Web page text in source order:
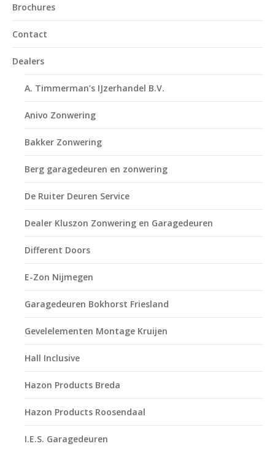
Brochures
Contact
Dealers
A. Timmerman’s IJzerhandel B.V.
Anivo Zonwering
Bakker Zonwering
Berg garagedeuren en zonwering
De Ruiter Deuren Service
Dealer Kluszon Zonwering en Garagedeuren
Different Doors
E-Zon Nijmegen
Garagedeuren Bokhorst Friesland
Gevelelementen Montage Kruijen
Hall Inclusive
Hazon Products Breda
Hazon Products Roosendaal
I.E.S. Garagedeuren